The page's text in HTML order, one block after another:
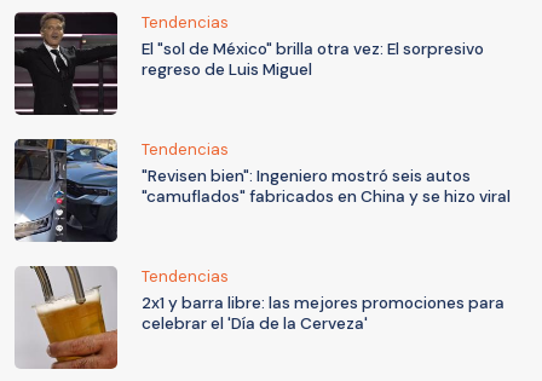
Tendencias
El "sol de México" brilla otra vez: El sorpresivo
regreso de Luis Miguel
Tendencias
"Revisen bien": Ingeniero mostró seis autos
"camuflados" fabricados en China y se hizo viral
Tendencias
2x1 y barra libre: las mejores promociones para
celebrar el 'Día de la Cerveza'